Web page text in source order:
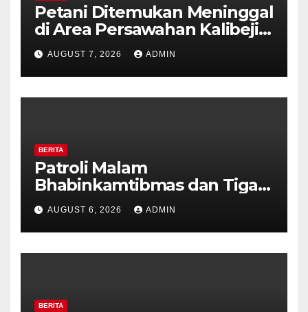
Petani Ditemukan Meninggal
di Area Persawahan Kalibeji,
Polisi Pastikan Tidak Ada
Tanda Kekerasan
AUGUST 7, 2026 ADMIN
BERITA
Patroli Malam
Bhabinkamtibmas dan Tiga
Pilar Kelurahan Ungaran
Perkuat Kamtibmas, Warga
Diajak Aktifkan Ronda
AUGUST 6, 2026 ADMIN
BERITA